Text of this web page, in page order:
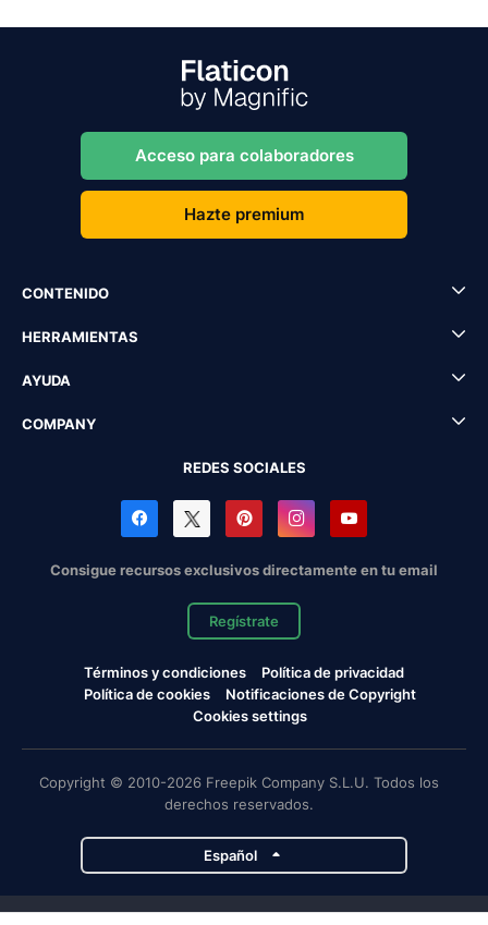
Acceso para colaboradores
Hazte premium
CONTENIDO
HERRAMIENTAS
AYUDA
COMPANY
REDES SOCIALES
Consigue recursos exclusivos directamente en tu email
Regístrate
Términos y condiciones
Política de privacidad
Política de cookies
Notificaciones de Copyright
Cookies settings
Copyright © 2010-2026 Freepik Company S.L.U. Todos los
derechos reservados.
Español